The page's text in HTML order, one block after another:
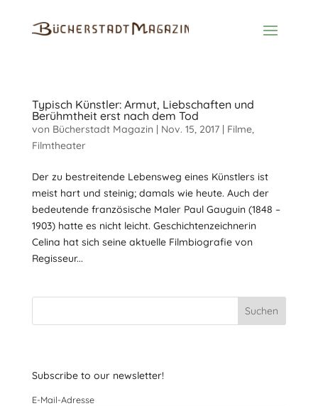
Typisch Künstler: Armut, Liebschaften und
Berühmtheit erst nach dem Tod
von Bücherstadt Magazin | Nov. 15, 2017| Filme,
Filmtheater
Der zu bestreitende Lebensweg eines Künstlers ist
meist hart und steinig; damals wie heute. Auch der
bedeutende französische Maler Paul Gauguin (1848 –
1903) hatte es nicht leicht. Geschichtenzeichnerin
Celina hat sich seine aktuelle Filmbiografie von
Regisseur...
Suchen
Subscribe to our newsletter!
E-Mail-Adresse